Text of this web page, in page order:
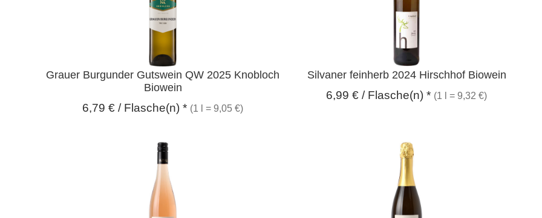
Grauer Burgunder Gutswein QW 2025 Knobloch
Biowein
6,79 € / Flasche(n) * (1 l = 9,05 €)
Silvaner feinherb 2024 Hirschhof Biowein
6,99 € / Flasche(n) * (1 l = 9,32 €)